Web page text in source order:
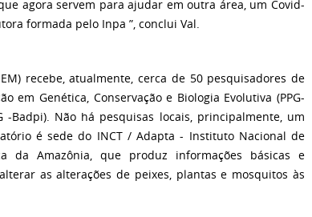
agora servem para ajudar em outra área, um Covid-
formada pelo Inpa ”, conclui Val.
recebe, atualmente, cerca de 50 pesquisadores de
em Genética, Conservação e Biologia Evolutiva (PPG-
-Badpi). Não há pesquisas locais, principalmente, um
é sede do INCT / Adapta - Instituto Nacional de
da Amazônia, que produz informações básicas e
as alterações de peixes, plantas e mosquitos às